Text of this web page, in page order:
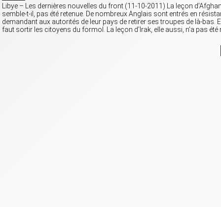
Libye – Les dernières nouvelles du front (11-10-2011) La leçon
semble-t-il, pas été retenue. De nombreux Anglais sont entrés en
demandant aux autorités de leur pays de retirer ses troupes de là-bas.
faut sortir les citoyens du formol. La leçon d’Irak, elle aussi, n’a pas été